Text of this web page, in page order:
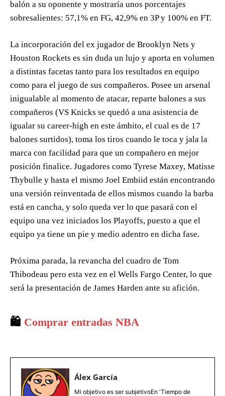
balón a su oponente y mostraría unos porcentajes
sobresalientes: 57,1% en FG, 42,9% en 3P y 100% en FT.
La incorporación del ex jugador de Brooklyn Nets y
Houston Rockets es sin duda un lujo y aporta en volumen
a distintas facetas tanto para los resultados en equipo
como para el juego de sus compañeros. Posee un arsenal
inigualable al momento de atacar, reparte balones a sus
compañeros (VS Knicks se quedó a una asistencia de
igualar su career-high en este ámbito, el cual es de 17
balones surtidos), toma los tiros cuando le toca y jala la
marca con facilidad para que un compañero en mejor
posición finalice. Jugadores como Tyrese Maxey, Matisse
Thybulle y hasta el mismo Joel Embiid están encontrando
una versión reinventada de ellos mismos cuando la barba
está en cancha, y solo queda ver lo que pasará con el
equipo una vez iniciados los Playoffs, puesto a que el
equipo ya tiene un pie y medio adentro en dicha fase.
Próxima parada, la revancha del cuadro de Tom
Thibodeau pero esta vez en el Wells Fargo Center, lo que
será la presentación de James Harden ante su afición.
🛍️ Comprar entradas NBA
Álex García
Mi objetivo es ser subjetivoEn 'Tiempo de